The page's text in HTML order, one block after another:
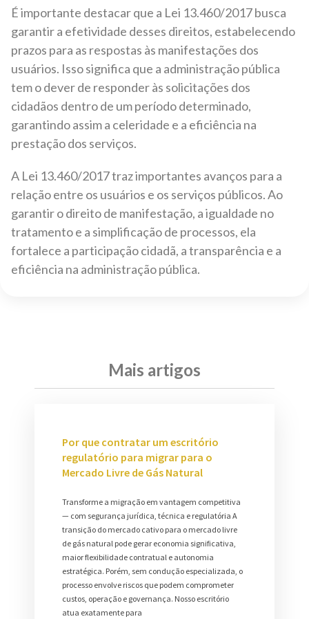
É importante destacar que a Lei 13.460/2017 busca
garantir a efetividade desses direitos, estabelecendo
prazos para as respostas às manifestações dos
usuários. Isso significa que a administração pública
tem o dever de responder às solicitações dos
cidadãos dentro de um período determinado,
garantindo assim a celeridade e a eficiência na
prestação dos serviços.
A Lei 13.460/2017 traz importantes avanços para a
relação entre os usuários e os serviços públicos. Ao
garantir o direito de manifestação, a igualdade no
tratamento e a simplificação de processos, ela
fortalece a participação cidadã, a transparência e a
eficiência na administração pública.
Mais artigos
Por que contratar um escritório
regulatório para migrar para o
Mercado Livre de Gás Natural
Transforme a migração em vantagem competitiva
— com segurança jurídica, técnica e regulatória A
transição do mercado cativo para o mercado livre
de gás natural pode gerar economia significativa,
maior flexibilidade contratual e autonomia
estratégica. Porém, sem condução especializada, o
processo envolve riscos que podem comprometer
custos, operação e governança. Nosso escritório
atua exatamente para